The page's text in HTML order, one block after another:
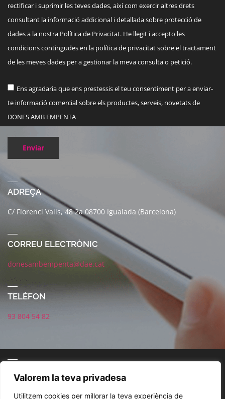
Valorem la teva privadesa
Utilitzem cookies per millorar la teva experiència de
rectificar i suprimir les teves dades, així com exercir altres drets
consultant la informació addicional i detallada sobre protecció de
dades a la nostra Política de Privacitat. He llegit i accepto les
condicions contingudes en la política de privacitat sobre el tractament
de les meves dades per a gestionar la meva consulta o petició.
Ens agradaria que ens prestessis el teu consentiment per a enviar-
te informació comercial sobre els productes, serveis, novetats de
DONES AMB EMPENTA
Enviar
ADREÇA
C/ Florenci Valls, 48 2a 08700 Igualada (Barcelona)
CORREU ELECTRÒNIC
donesambempenta@dae.cat
TELÈFON
93 804 54 82